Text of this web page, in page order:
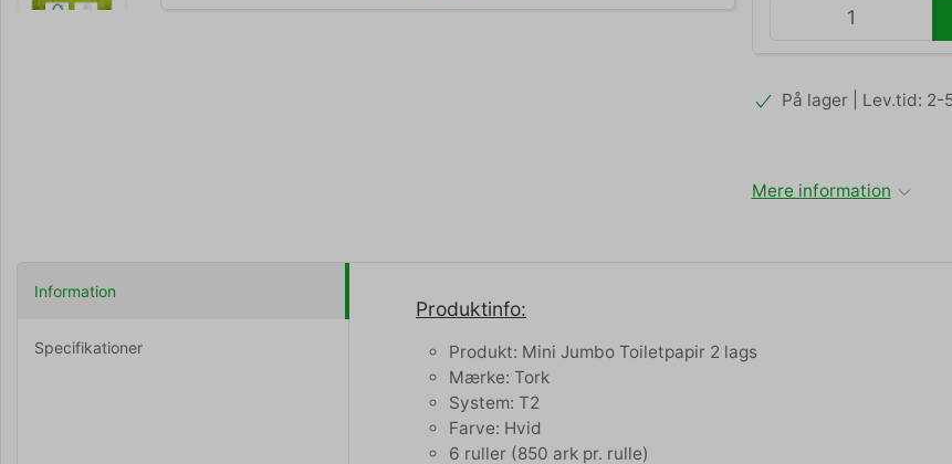
På lager | Lev.tid: 2-
Mere information
Information
Specifikationer
Produktinfo:
Produkt: Mini Jumbo Toiletpapir 2 lags
Mærke: Tork
System: T2
Farve: Hvid
6 ruller (850 ark pr. rulle)